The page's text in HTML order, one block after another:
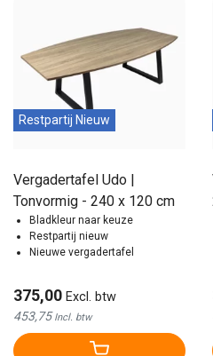
Restpartij Nieuw
Vergadertafel Udo |
Tonvormig - 240 x 120 cm
Bladkleur naar keuze
Restpartij nieuw
Nieuwe vergadertafel
375,00 Excl. btw
453,75Incl. btw